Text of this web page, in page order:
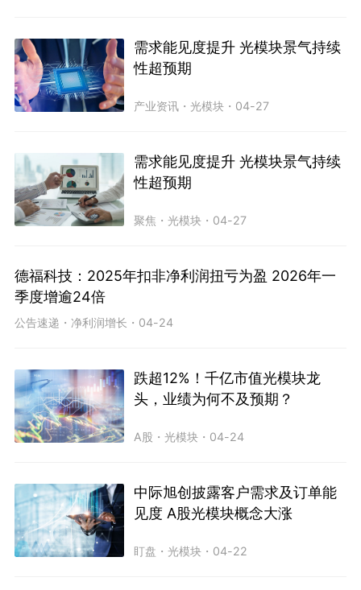
需求能见度提升 光模块景气持续
性超预期
产业资讯 ・光模块 ・ 04-27
需求能见度提升 光模块景气持续
性超预期
聚焦 ・光模块 ・ 04-27
德福科技：2025年扣非净利润扭亏为盈 2026年一
季度增逾24倍
公告速递 ・ 净利润增长 ・ 04-24
跌超12%！千亿市值光模块龙
头，业绩为何不及预期？
A股 ・光模块 ・ 04-24
中际旭创披露客户需求及订单能
见度 A股光模块概念大涨
盯盘 ・光模块 ・ 04-22